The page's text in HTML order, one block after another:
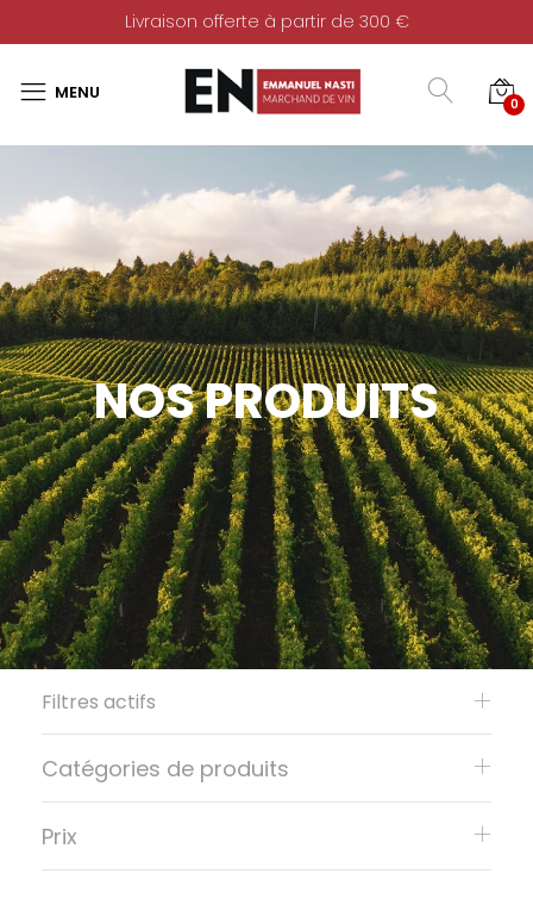
Livraison offerte à partir de 300 €
0
NOS PRODUITS
Filtres actifs
Catégories de produits
Prix